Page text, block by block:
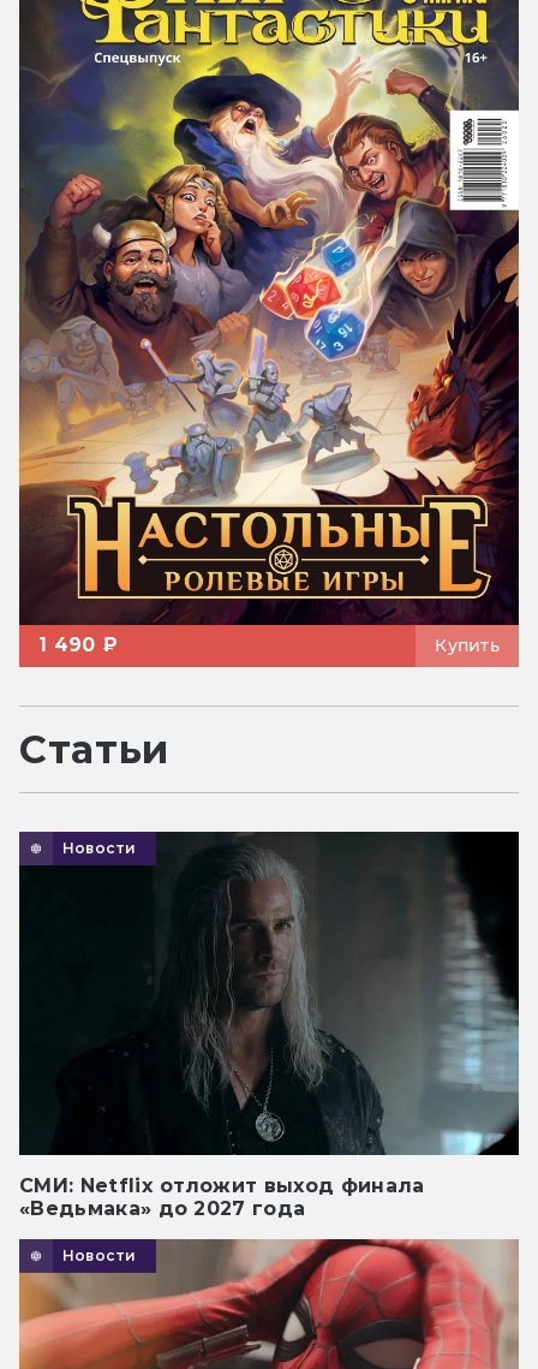
1 490 ₽ Купить
Статьи
Новости
СМИ: Netflix отложит выход финала
«Ведьмака» до 2027 года
Новости